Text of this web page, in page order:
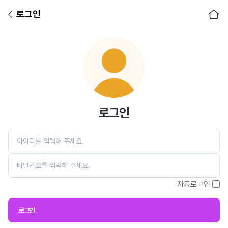
로그인
로그인
아이디
비밀번호
자동로그인